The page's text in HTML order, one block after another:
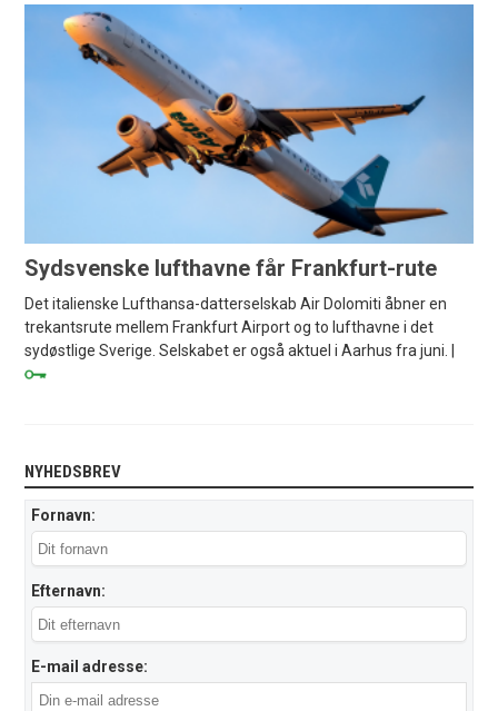
Sydsvenske lufthavne får Frankfurt-rute
Det italienske Lufthansa-datterselskab Air Dolomiti åbner en
trekantsrute mellem Frankfurt Airport og to lufthavne i det
sydøstlige Sverige. Selskabet er også aktuel i Aarhus fra juni. |
NYHEDSBREV
Fornavn:
Efternavn:
E-mail adresse: